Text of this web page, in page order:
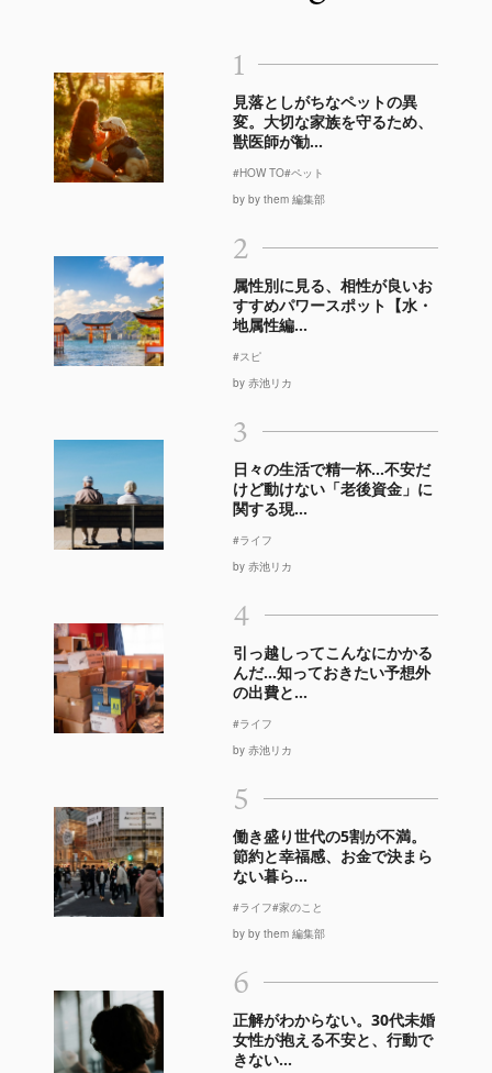
1
見落としがちなペットの異
変。大切な家族を守るため、
獣医師が勧...
#HOW TO#ペット
by by them 編集部
2
属性別に見る、相性が良いお
すすめパワースポット【水・
地属性編...
#スピ
by 赤池リカ
3
日々の生活で精一杯…不安だ
けど動けない「老後資金」に
関する現...
#ライフ
by 赤池リカ
4
引っ越しってこんなにかかる
んだ…知っておきたい予想外
の出費と...
#ライフ
by 赤池リカ
5
働き盛り世代の5割が不満。
節約と幸福感、お金で決まら
ない暮ら...
#ライフ#家のこと
by by them 編集部
6
正解がわからない。30代未婚
女性が抱える不安と、行動で
きない...